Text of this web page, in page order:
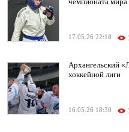
17.05.26 22:18
Архангельский
хоккейной лиги
16.05.26 18:30